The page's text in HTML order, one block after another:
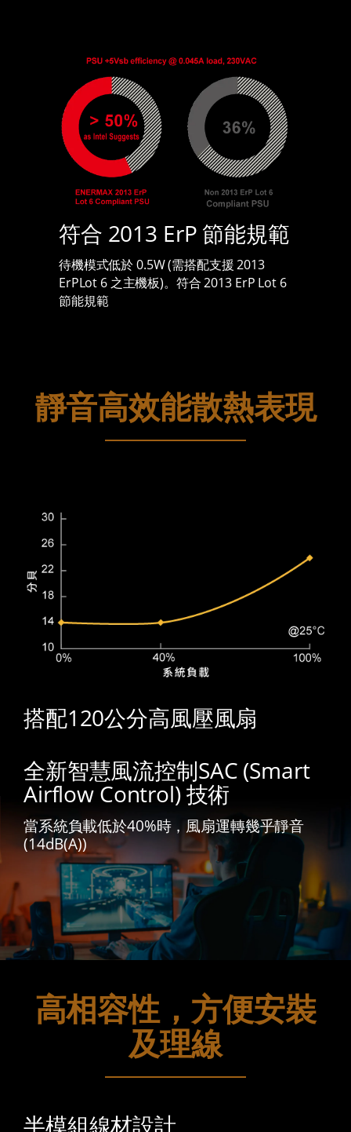
符合 2013 ErP 節能規範
待機模式低於 0.5W (需搭配支援 2013
ErPLot 6 之主機板)。符合 2013 ErP Lot 6
節能規範
靜音高效能散熱表現
搭配120公分高風壓風扇
全新智慧風流控制SAC (Smart
Airflow Control) 技術
當系統負載低於40%時，風扇運轉幾乎靜音
(14dB(A))
高相容性，方便安裝
及理線
半模組線材設計